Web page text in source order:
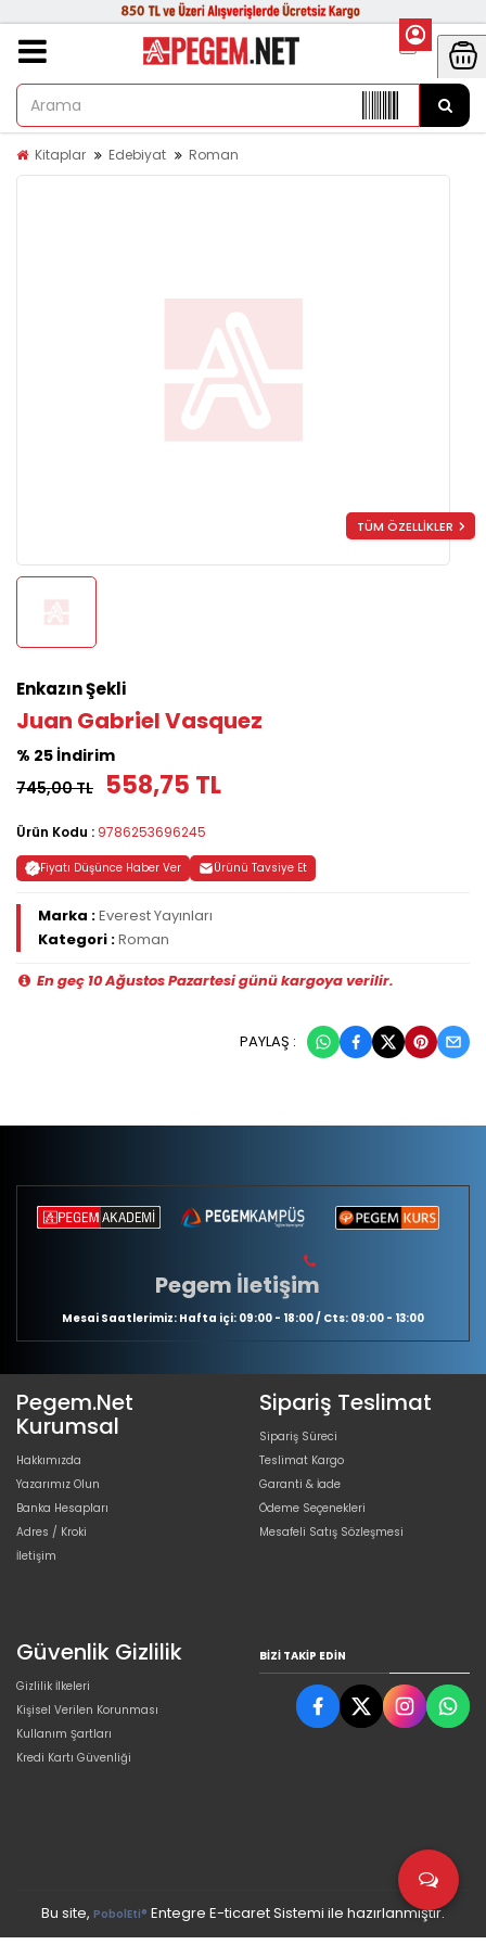
Kitaplar Edebiyat Roman
TÜM ÖZELLİKLER
Enkazın Şekli
Juan Gabriel Vasquez
% 25 İndirim
745,00 TL
558,75 TL
Ürün Kodu : 9786253696245
Fiyatı Düşünce Haber Ver Ürünü Tavsiye Et
Marka :Everest Yayınları
Kategori :Roman
En geç 10 Ağustos Pazartesi günü kargoya verilir.
PAYLAŞ :
Pegem İletişim
Mesai Saatlerimiz: Hafta içi: 09:00 - 18:00 / Cts: 09:00 - 13:00
Pegem.Net
Kurumsal
Hakkımızda
Yazarımız Olun
Banka Hesapları
Adres / Kroki
İletişim
Sipariş Teslimat
Sipariş Süreci
Teslimat Kargo
Garanti & İade
Ödeme Seçenekleri
Mesafeli Satış Sözleşmesi
Güvenlik Gizlilik
Gizlilik İlkeleri
Kişisel Verilen Korunması
Kullanım Şartları
Kredi Kartı Güvenliği
BIZI TAKIP EDIN
Bu site, PobolEti® Entegre E-ticaret Sistemi ile hazırlanmıştır.